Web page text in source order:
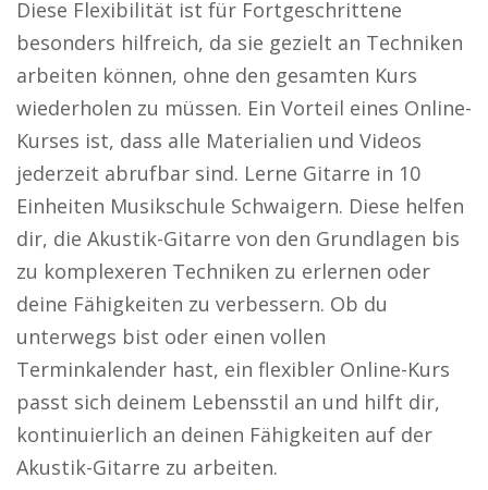
Diese Flexibilität ist für Fortgeschrittene
besonders hilfreich, da sie gezielt an Techniken
arbeiten können, ohne den gesamten Kurs
wiederholen zu müssen. Ein Vorteil eines Online-
Kurses ist, dass alle Materialien und Videos
jederzeit abrufbar sind. Lerne Gitarre in 10
Einheiten Musikschule Schwaigern. Diese helfen
dir, die Akustik-Gitarre von den Grundlagen bis
zu komplexeren Techniken zu erlernen oder
deine Fähigkeiten zu verbessern. Ob du
unterwegs bist oder einen vollen
Terminkalender hast, ein flexibler Online-Kurs
passt sich deinem Lebensstil an und hilft dir,
kontinuierlich an deinen Fähigkeiten auf der
Akustik-Gitarre zu arbeiten.